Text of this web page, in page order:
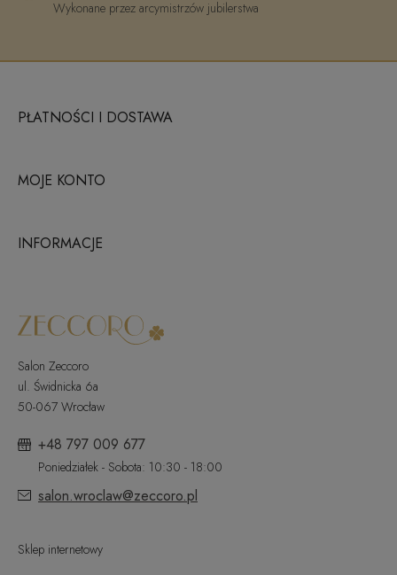
Wykonane przez arcymistrzów jubilerstwa
PŁATNOŚCI I DOSTAWA
MOJE KONTO
INFORMACJE
Salon Zeccoro
ul. Świdnicka 6a
50-067 Wrocław
+48 797 009 677
Poniedziałek - Sobota: 10:30 - 18:00
salon.wroclaw@zeccoro.pl
Sklep internetowy